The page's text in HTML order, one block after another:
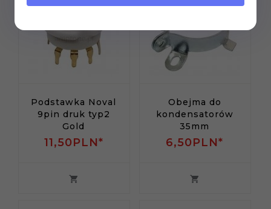
Podstawka Noval
9pin druk typ2
Gold
11,50PLN*
Obejma do
kondensatorów
35mm
6,50PLN*